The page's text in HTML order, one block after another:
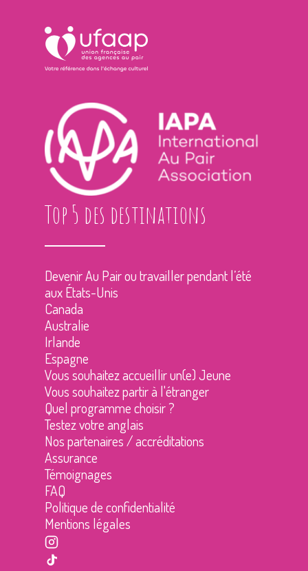
Top 5 des destinations
Devenir Au Pair ou travailler pendant l’été
aux États-Unis
Canada
Australie
Irlande
Espagne
Vous souhaitez accueillir un(e) Jeune
Vous souhaitez partir à l'étranger
Quel programme choisir ?
Testez votre anglais
Nos partenaires / accréditations
Assurance
Témoignages
FAQ
Politique de confidentialité
Mentions légales